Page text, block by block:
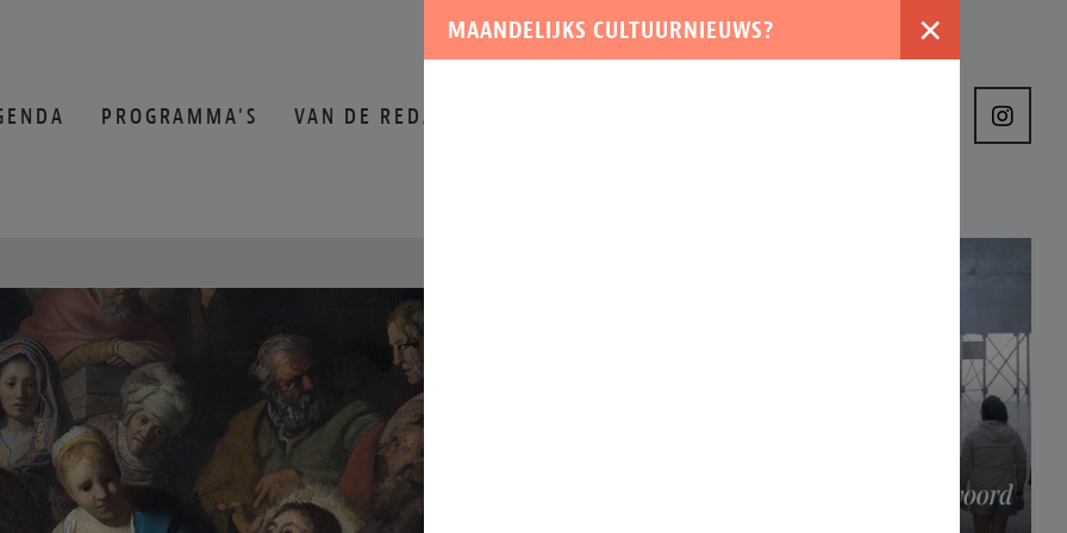
PROGRAMMA'S VAN DE REDACTIE
MAANDELIJKS CULTUURNIEUWS? ×